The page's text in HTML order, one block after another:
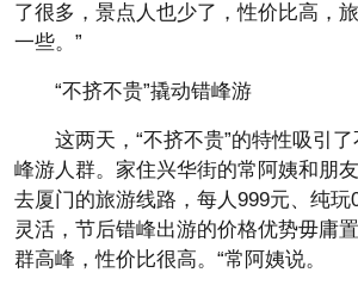
了很多，景点人也少了，性价比高，
一些。”
“不挤不贵”撬动错峰游
这两天，“不挤不贵”的特性吸引
峰游人群。家住兴华街的常阿姨和朋
去厦门的旅游线路，每人999元、纯玩
灵活，节后错峰出游的价格优势毋庸
群高峰，性价比很高。“常阿姨说。